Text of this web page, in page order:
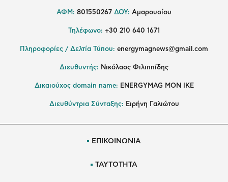
ΑΦΜ: 801550267 ΔΟΥ: Αμαρουσίου
Τηλέφωνο: +30 210 640 1671
Πληροφορίες / Δελτία Τύπου: energymagnews@gmail.com
Διευθυντής: Νικόλαος Φιλιππίδης
Δικαιούχος domain name: ENERGYMAG ΜΟΝ ΙΚΕ
Διευθύντρια Σύνταξης: Ειρήνη Γαλιώτου
ΕΠΙΚΟΙΝΩΝΙΑ
ΤΑΥΤΟΤΗΤΑ